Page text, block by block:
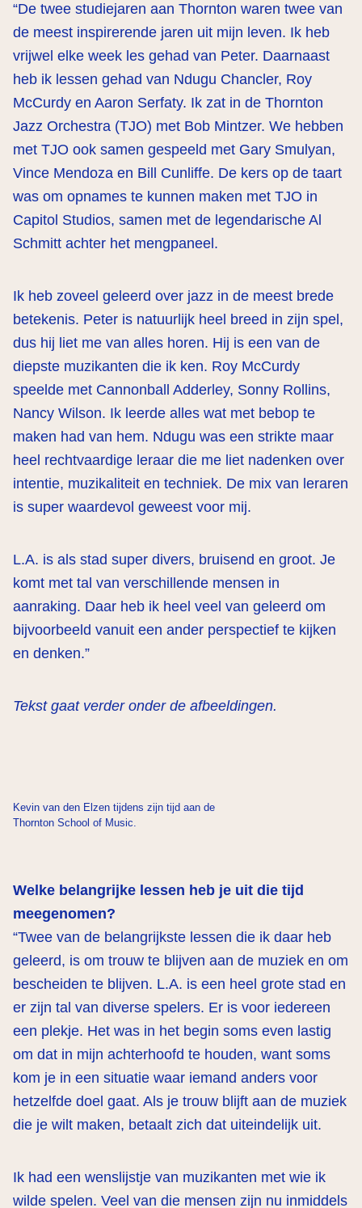
“De twee studiejaren aan Thornton waren twee van
de meest inspirerende jaren uit mijn leven. Ik heb
vrijwel elke week les gehad van Peter. Daarnaast
heb ik lessen gehad van Ndugu Chancler, Roy
McCurdy en Aaron Serfaty. Ik zat in de Thornton
Jazz Orchestra (TJO) met Bob Mintzer. We hebben
met TJO ook samen gespeeld met Gary Smulyan,
Vince Mendoza en Bill Cunliffe. De kers op de taart
was om opnames te kunnen maken met TJO in
Capitol Studios, samen met de legendarische Al
Schmitt achter het mengpaneel.
Ik heb zoveel geleerd over jazz in de meest brede
betekenis. Peter is natuurlijk heel breed in zijn spel,
dus hij liet me van alles horen. Hij is een van de
diepste muzikanten die ik ken. Roy McCurdy
speelde met Cannonball Adderley, Sonny Rollins,
Nancy Wilson. Ik leerde alles wat met bebop te
maken had van hem. Ndugu was een strikte maar
heel rechtvaardige leraar die me liet nadenken over
intentie, muzikaliteit en techniek. De mix van leraren
is super waardevol geweest voor mij.
L.A. is als stad super divers, bruisend en groot. Je
komt met tal van verschillende mensen in
aanraking. Daar heb ik heel veel van geleerd om
bijvoorbeeld vanuit een ander perspectief te kijken
en denken.”
Tekst gaat verder onder de afbeeldingen.
Kevin van den Elzen tijdens zijn tijd aan de
Thornton School of Music.
Welke belangrijke lessen heb je uit die tijd
meegenomen?
“Twee van de belangrijkste lessen die ik daar heb
geleerd, is om trouw te blijven aan de muziek en om
bescheiden te blijven. L.A. is een heel grote stad en
er zijn tal van diverse spelers. Er is voor iedereen
een plekje. Het was in het begin soms even lastig
om dat in mijn achterhoofd te houden, want soms
kom je in een situatie waar iemand anders voor
hetzelfde doel gaat. Als je trouw blijft aan de muziek
die je wilt maken, betaalt zich dat uiteindelijk uit.
Ik had een wenslijstje van muzikanten met wie ik
wilde spelen. Veel van die mensen zijn nu inmiddels